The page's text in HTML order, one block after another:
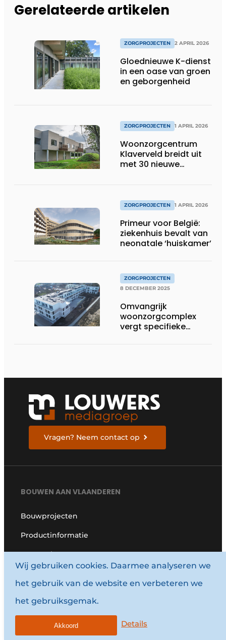
Gerelateerde artikelen
ZORGPROJECTEN 2 APRIL 2026
Gloednieuwe K-dienst
in een oase van groen
en geborgenheid
ZORGPROJECTEN 1 APRIL 2026
Woonzorgcentrum
Klaverveld breidt uit
met 30 nieuwe
ZORGPROJECTEN 1 APRIL 2026
Primeur voor België:
ziekenhuis bevalt van
neonatale ‘huiskamer’
ZORGPROJECTEN
8 DECEMBER 2025
Omvangrijk
woonzorgcomplex
vergt specifieke
Vragen? Neem contact op
BOUWEN AAN VLAANDEREN
Bouwprojecten
Productinformatie
Zorgprojecten
Onderwijs
Adverteren
Wij gebruiken cookies. Daarmee analyseren we
het gebruik van de website en verbeteren we
het gebruiksgemak.
Details
Akkoord